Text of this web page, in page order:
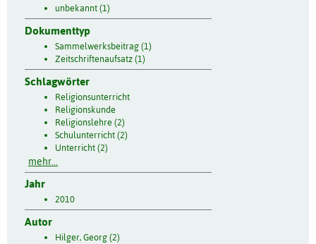
unbekannt (1)
Dokumenttyp
Sammelwerksbeitrag (1)
Zeitschriftenaufsatz (1)
Schlagwörter
Religionsunterricht
Religionskunde
Religionslehre (2)
Schulunterricht (2)
Unterricht (2)
mehr...
Jahr
2010
Autor
Hilger, Georg (2)